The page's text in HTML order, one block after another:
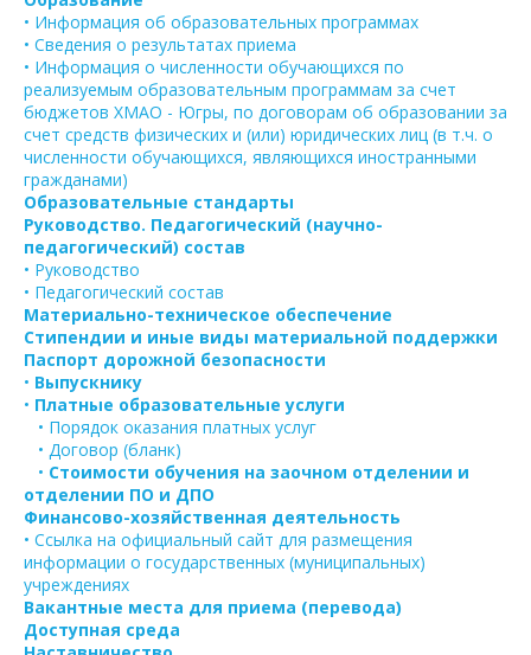
• Информация об образовательных программах
• Сведения о результатах приема
• Информация о численности обучающихся по
реализуемым образовательным программам за счет
бюджетов ХМАО - Югры, по договорам об образовании за
счет средств физических и (или) юридических лиц (в т.ч. о
численности обучающихся, являющихся иностранными
гражданами)
Образовательные стандарты
Руководство. Педагогический (научно-
педагогический) состав
• Руководство
• Педагогический состав
Материально-техническое обеспечение
Стипендии и иные виды материальной поддержки
Паспорт дорожной безопасности
• Выпускнику
• Платные образовательные услуги
• Порядок оказания платных услуг
• Договор (бланк)
• Стоимости обучения на заочном отделении и
отделении ПО и ДПО
Финансово-хозяйственная деятельность
• Ссылка на официальный сайт для размещения
информации о государственных (муниципальных)
учреждениях
Вакантные места для приема (перевода)
Доступная среда